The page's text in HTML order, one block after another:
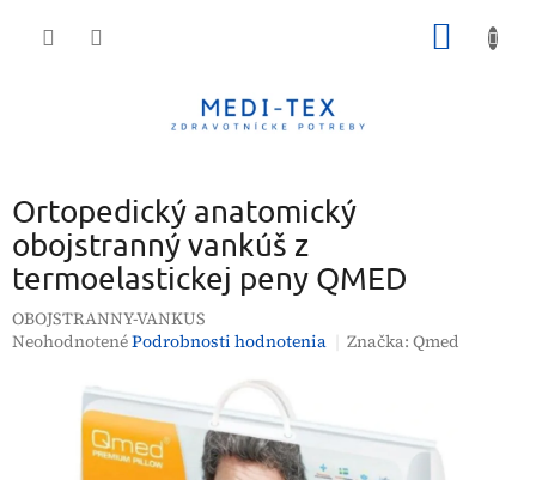
Ortopedický anatomický
obojstranný vankúš z
termoelastickej peny QMED
OBOJSTRANNY-VANKUS
Priemerné
produktu
NeohodnotenéPodrobnosti hodnotenia Značka:Qmed